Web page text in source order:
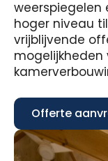
weerspiegelen
hoger niveau
vrijblijvende
Offerte